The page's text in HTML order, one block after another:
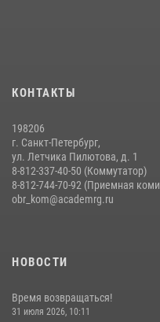
КОНТАКТЫ
198206
г. Санкт-Петербург,
ул. Летчика Пилютова, д. 1
8-812-337-40-50 (Коммутатор)
8-812-744-70-92 (Приемная
obr_kom@academrg.ru
НОВОСТИ
Время возвращаться!
31 июля 2026, 10:11